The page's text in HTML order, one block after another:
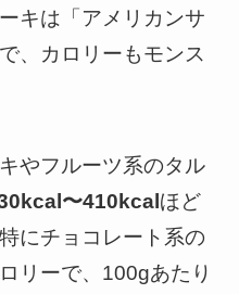
キは「アメリカンサ
、カロリーもモンス
やフルーツ系のタル
〜410kcal ほど
にチョコレート系の
リーで、100gあたり